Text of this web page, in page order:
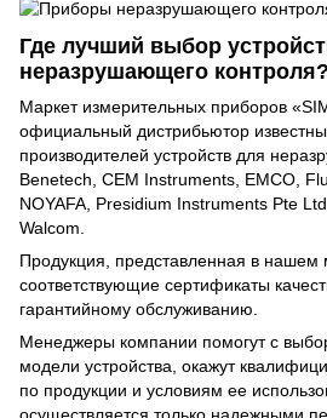
Где лучший выбор
неразрушающего контроля?
Маркет измерительных приборов
официальный дистрибьютор
производителей устройств для
Benetech, CEM Instruments, EMCO,
NOYAFA, Presidium Instruments Pte
Walcom.
Продукция, представленная в нашем
соответствующие сертификаты
гарантийному обслуживанию.
Менеджеры компании помогут с
модели устройства, окажут
по продукции и условиям ее